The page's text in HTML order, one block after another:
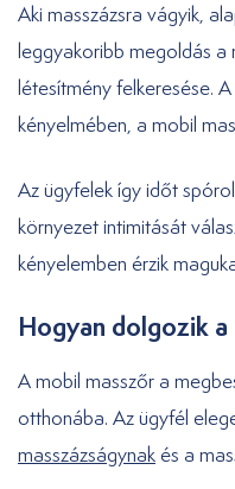
Aki masszázsra vágyik,
leggyakoribb megoldás a
létesítmény felkeresése.
kényelmében, a mobil
Az ügyfelek így időt
környezet intimitását
kényelemben érzik
Hogyan dolgozik a
A mobil masszőr a
otthonába. Az ügyfél
masszázságynak és a